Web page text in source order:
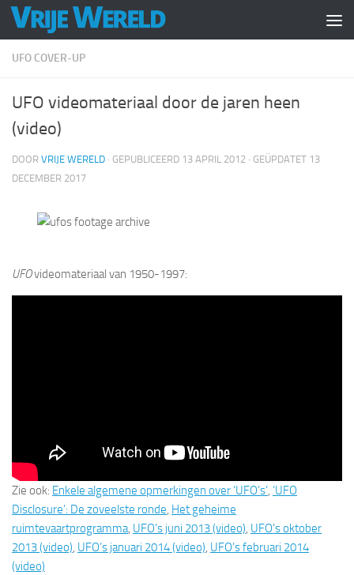
Doorgaan naar inhoud
UFO COVER-UP
UFO videomateriaal door de jaren heen
(video)
DOOR VRIJE WERELD · GEPUBLICEERD 13 APRIL 2012 · GEÜPDATET 13
DECEMBER 2017
UFOvideomateriaal van 1950-1997:
Zie ook: Enkele algemene opmerkingen over ‘UFO’s’, ‘UFO
Disclosure’: De zoveelste ronde, Het geheime
ruimtevaartprogramma, UFO’s juni 2013 (video), UFO’s oktober
2013 (video), UFO’s januari 2014 (video), UFO’s februari 2014
(video)